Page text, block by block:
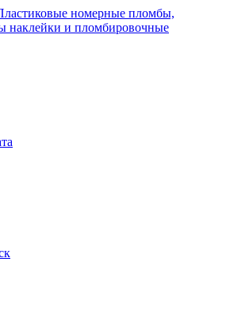
номерные пломбы,
наклейки и пломбировочные